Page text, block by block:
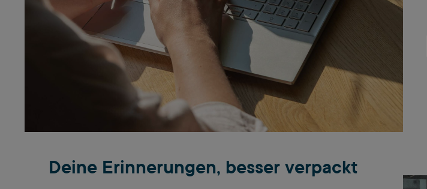
Deine Erinnerungen, besser verpackt